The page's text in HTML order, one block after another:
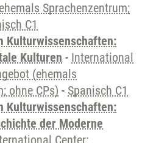
Sprachenzentrum;
C1
Kulturwissenschaften:
Kulturen - International
(ehemals
ohne CPs) - Spanisch C1
Kulturwissenschaften:
der Moderne
Center: